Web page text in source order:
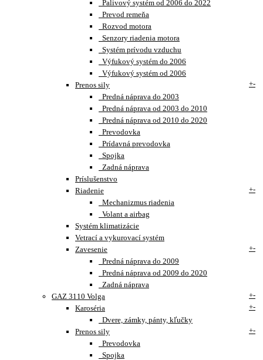
Palivový systém od 2006 do 2022
Prevod remeňa
Rozvod motora
Senzory riadenia motora
Systém prívodu vzduchu
Výfukový systém do 2006
Výfukový systém od 2006
Prenos sily
+-
Predná náprava do 2003
Predná náprava od 2003 do 2010
Predná náprava od 2010 do 2020
Prevodovka
Prídavná prevodovka
Spojka
Zadná náprava
Príslušenstvo
Riadenie
+-
Mechanizmus riadenia
Volant a airbag
Systém klimatizácie
Vetrací a vykurovací systém
Zavesenie
+-
Predná náprava do 2009
Predná náprava od 2009 do 2020
Zadná náprava
GAZ 3110 Volga
+-
Karoséria
+-
Dvere, zámky, pánty, kľučky
Prenos sily
+-
Prevodovka
Spojka